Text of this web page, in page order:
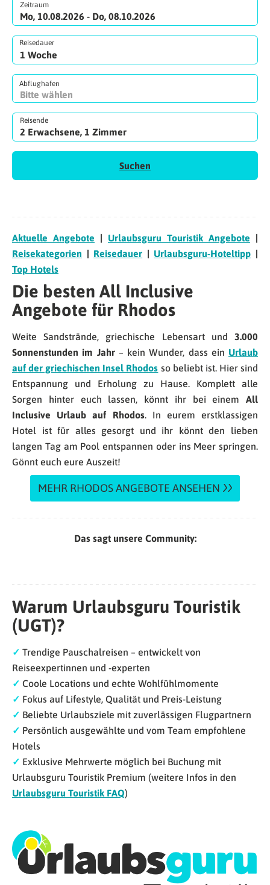
Zeitraum
Mo, 10.08.2026 - Do, 08.10.2026
Reisedauer
Abflughafen
Reisende
2 Erwachsene, 1 Zimmer
Suchen
Aktuelle Angebote Urlaubsguru Touristik Angebote
Reisekategorien
Reisedauer Urlaubsguru-Hoteltipp
Top Hotels
Die besten All Inclusive
Angebote für Rhodos
Weite Sandstrände, griechische Lebensart und 3.000
Sonnenstunden im Jahr– kein Wunder, dass ein Urlaub
auf der griechischen Insel Rhodos so beliebt ist. Hier sind
Entspannung und Erholung zu Hause. Komplett alle
Sorgen hinter euch lassen, könnt ihr bei einem All
Inclusive Urlaub auf Rhodos. In eurem erstklassigen
Hotel ist für alles gesorgt und ihr könnt den lieben
langen Tag am Pool entspannen oder ins Meer springen.
Gönnt euch eure Auszeit!
MEHR RHODOS ANGEBOTE ANSEHEN
Das sagt unsere Community:
Warum Urlaubsguru Touristik
(UGT)?
✓ Trendige Pauschalreisen – entwickelt von
Reiseexpertinnen und -experten
✓ Coole Locations und echte Wohlfühlmomente
✓ Fokus auf Lifestyle, Qualität und Preis-Leistung
✓ Beliebte Urlaubsziele mit zuverlässigen Flugpartnern
✓ Persönlich ausgewählte und vom Team empfohlene
Hotels
✓ Exklusive Mehrwerte möglich bei Buchung mit
Urlaubsguru Touristik Premium (weitere Infos in den
Urlaubsguru Touristik FAQ)